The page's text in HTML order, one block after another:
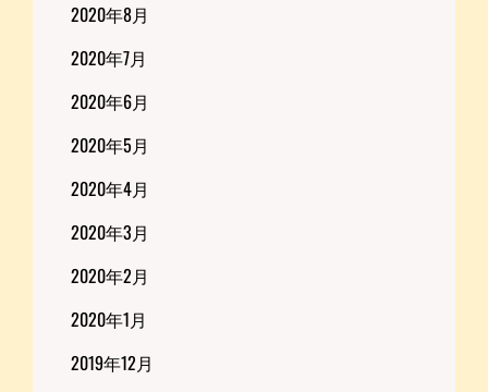
2020年8月
2020年7月
2020年6月
2020年5月
2020年4月
2020年3月
2020年2月
2020年1月
2019年12月